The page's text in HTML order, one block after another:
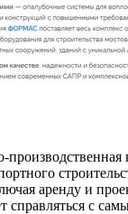
аренду и
справляться с